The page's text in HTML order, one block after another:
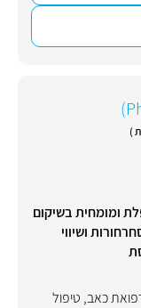
ומומחית בשיקום
ושיווי
כאב, טיפול